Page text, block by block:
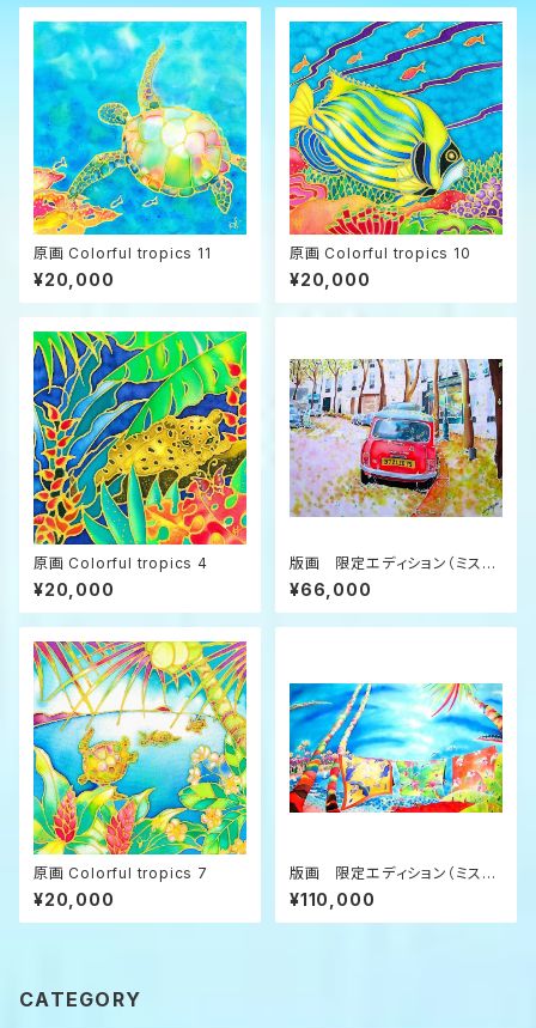
原画 Colorful tropics 11
¥20,000
原画 Colorful tropics 10
¥20,000
原画 Colorful tropics 4
¥20,000
版画 限定エディション（ミスト
グラフ） ”秋のジュノー通り”
¥66,000
原画 Colorful tropics 7
¥20,000
版画 限定エディション（ミスト
グラフ） ”Tropical wind”
¥110,000
CATEGORY